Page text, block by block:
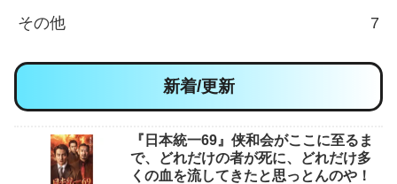
その他 7
新着/更新
『日本統一69』侠和会がここに至るま
で、どれだけの者が死に、どれだけ多
くの血を流してきたと思っとんのや！